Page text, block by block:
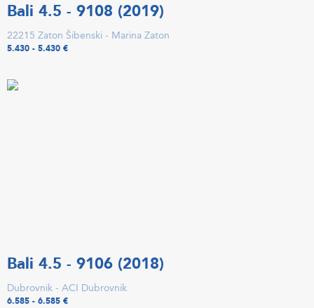
Bali 4.5 - 9108 (2019)
22215 Zaton Šibenski - Marina Zaton
5.430 - 5.430 €
Bali 4.5 - 9106 (2018)
Dubrovnik - ACI Dubrovnik
6.585 - 6.585 €